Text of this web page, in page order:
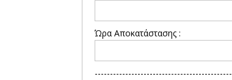
Ώρα Αποκατάστασης :
---------------------------------------------